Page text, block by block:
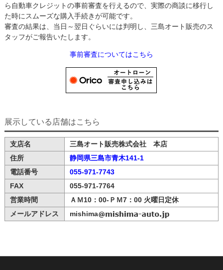
ら自動車クレジットの事前審査を行えるので、実際の商談に移行し
た時にスムーズな購入手続きが可能です。
審査の結果は、当日～翌日ぐらいには判明し、三島オート販売のス
タッフがご報告いたします。
事前審査についてはこちら
展示している店舗はこちら
支店名
三島オート販売株式会社 本店
住所
静岡県三島市青木141-1
電話番号
055-971-7743
FAX
055-971-7764
営業時間
ＡＭ10：00-ＰＭ7：00 火曜日定休
メールアドレス
mishima